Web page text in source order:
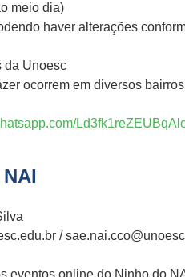
meio dia)
haver alterações
da Unoesc
ocorrem em diversos
/
eventos online do Ninho do